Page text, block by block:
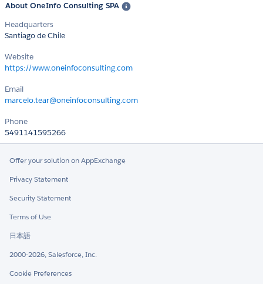
About OneInfo Consulting SPA
Headquarters
Santiago de Chile
Website
https://www.oneinfoconsulting.com
Email
marcelo.tear@oneinfoconsulting.com
Phone
5491141595266
Offer your solution on AppExchange
Privacy Statement
Security Statement
Terms of Use
日本語
2000-2026, Salesforce, Inc.
Cookie Preferences